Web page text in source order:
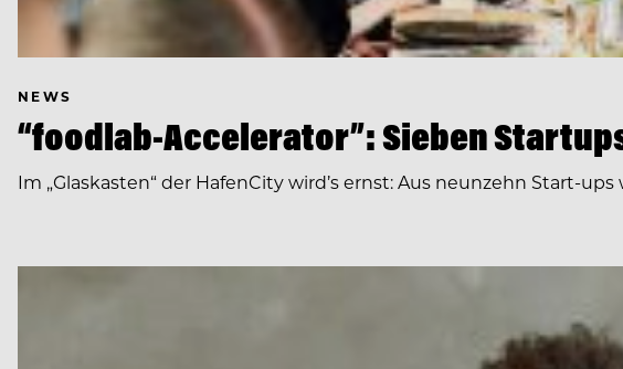
NEWS
“foodlab-Accelerator”: Sieben
Im „Glaskasten“ der HafenCity wird’s ernst: Aus neunzehn Start-